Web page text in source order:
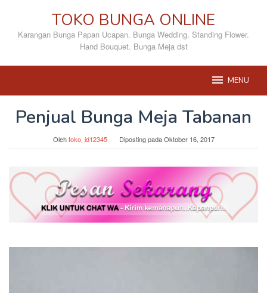
konten
TOKO BUNGA ONLINE
Karangan Bunga Papan Ucapan. Bunga Wedding. Standing Flower.
Hand Bouquet. Bunga Meja dst
MENU
Penjual Bunga Meja Tabanan
Olehtoko_id12345 Diposting padaOktober 16, 2017